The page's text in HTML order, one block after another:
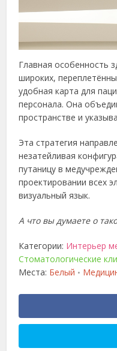
Главная особенность
широких,
удобная карта для
персонала. Она
пространстве и
Эта стратегия
незатейливая
путаницу в
проектировании всех
визуальный язык.
А что вы думаете о
Категории: Интерьер
Стоматологические
Места: Белый •